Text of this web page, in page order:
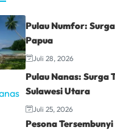
Pulau Numfor:
Papua
Juli 28, 2026
Pulau Nanas: Surga
Sulawesi Utara
Juli 25, 2026
Pesona